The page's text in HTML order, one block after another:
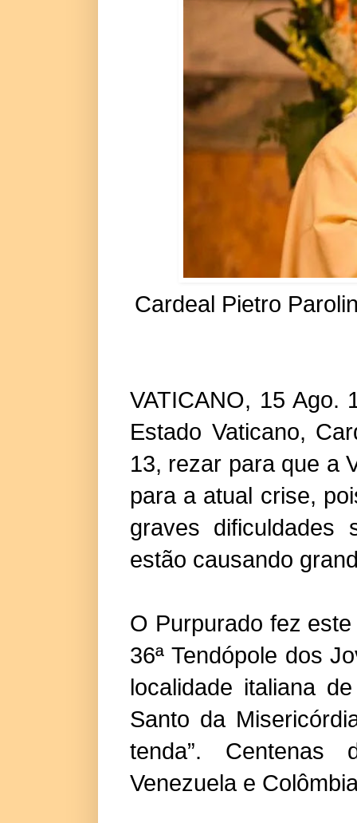
Cardeal Pietro
VATICANO, 15 Ago.
Estado Vaticano,
13, rezar para que a
para a atual crise,
graves dificuldades
estão causando
O Purpurado fez
36ª Tendópole dos
localidade italiana
Santo da
tenda”. Centenas
Venezuela e